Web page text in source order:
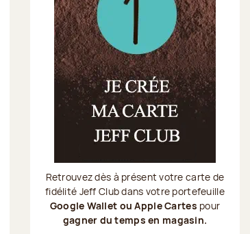
Retrouvez dès à présent votre carte de
fidélité Jeff Club dans votre portefeuille
Google Wallet ou Apple Cartes pour
gagner du temps en magasin.